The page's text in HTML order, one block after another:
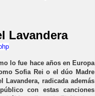
Lavandera
lo fue hace años en Europa
Sofia Rei o el dúo Madre
Lavandera, radicada además
con estas canciones